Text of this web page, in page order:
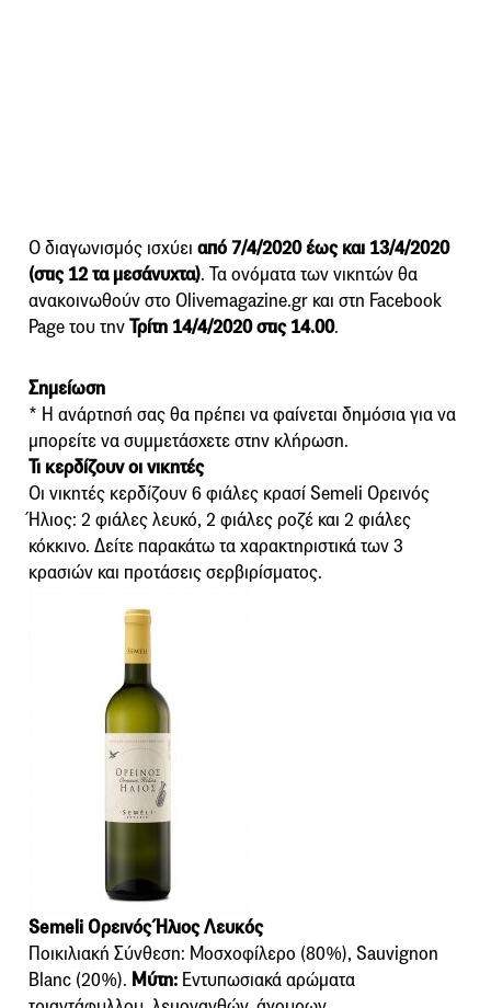
Ο διαγωνισμός ισχύει από 7/4/2020 έως και 13/4/2020
(στις 12 τα μεσάνυχτα). Τα ονόματα των νικητών θα
ανακοινωθούν στο Olivemagazine.gr και στη Facebook
Page του τηνΤρίτη 14/4/2020 στις 14.00.
Σημείωση
* Η ανάρτησή σας θα πρέπει να φαίνεται δημόσια για να
μπορείτε να συμμετάσχετε στην κλήρωση.
Τι κερδίζουν οι νικητές
Οι νικητές κερδίζουν 6 φιάλες κρασί Semeli Ορεινός
Ήλιος: 2 φιάλες λευκό, 2 φιάλες ροζέ και 2 φιάλες
κόκκινο. Δείτε παρακάτω τα χαρακτηριστικά των 3
κρασιών και προτάσεις σερβιρίσματος.
Semeli Ορεινός Ήλιος Λευκός
Ποικιλιακή Σύνθεση: Μοσχοφίλερο (80%), Sauvignon
Blanc (20%). Mύτη: Εντυπωσιακά αρώματα